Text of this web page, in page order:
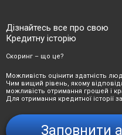
Дізнайтесь все про свою
Кредитну історію
Скоринг – що це?
Можливість оцінити здатність
Чим вищий рівень, якому
можливість отримання грошей і
Для отримання кредитної історії
Заповнити